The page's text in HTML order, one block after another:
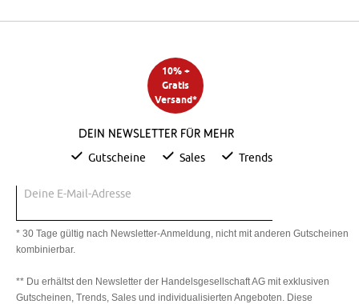
10% +
Gratis
Versand*
Dein Newsletter für mehr
Gutscheine Sales Trends
Deine E-Mail-Adresse
* 30 Tage gültig nach Newsletter-Anmeldung, nicht mit anderen Gutscheinen
kombinierbar.
** Du erhältst den Newsletter der Handelsgesellschaft AG mit exklusiven
Gutscheinen, Trends, Sales und individualisierten Angeboten. Diese